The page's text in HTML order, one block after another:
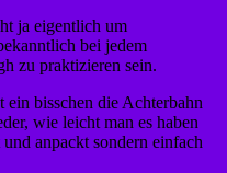
ja eigentlich um
bei jedem
zu praktizieren sein.
ein bisschen die Achterbahn
wie leicht man es haben
anpackt sondern einfach